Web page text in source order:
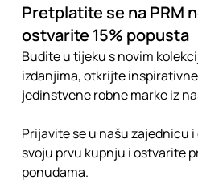
Pretplatite se na PRM
ostvarite 15% popusta
Budite u tijeku s novim
izdanjima, otkrijte
jedinstvene robne marke iz
Prijavite se u našu zajednicu
svoju prvu kupnju i ostvarite
ponudama.